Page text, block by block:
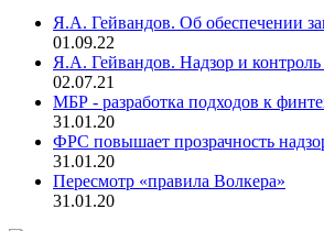
Я.А. Гейвандов. Об обеспечении
01.09.22
Я.А. Гейвандов. Надзор и
02.07.21
МБР - разработка подходов к
31.01.20
ФРС повышает прозрачность
31.01.20
Пересмотр «правила Волкера»
31.01.20